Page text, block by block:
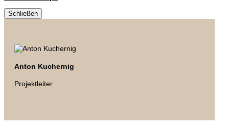
Schließen
Anton Kuchernig
Projektleiter